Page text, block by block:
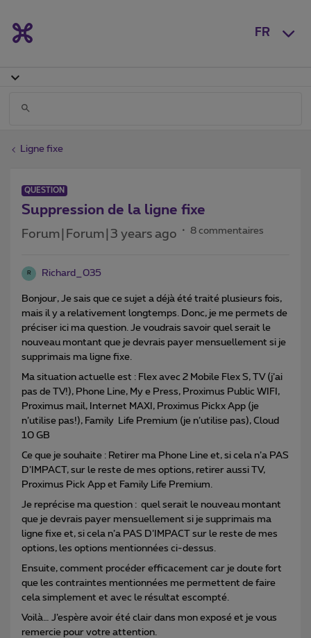
FR
Ligne fixe
QUESTION
Suppression de la ligne fixe
Forum|Forum|3 years ago 8 commentaires
R Richard_035
Bonjour, Je sais que ce sujet a déjà été traité plusieurs fois,
mais il y a relativement longtemps. Donc, je me permets de
préciser ici ma question. Je voudrais savoir quel serait le
nouveau montant que je devrais payer mensuellement si je
supprimais ma ligne fixe.
Ma situation actuelle est : Flex avec 2 Mobile Flex S, TV (j’ai
pas de TV!), Phone Line, My e Press, Proximus Public WIFI,
Proximus mail, Internet MAXI, Proximus Pickx App (je
n’utilise pas!), Family Life Premium (je n’utilise pas), Cloud
10 GB
Ce que je souhaite : Retirer ma Phone Line et, si cela n’a PAS
D’IMPACT, sur le reste de mes options, retirer aussi TV,
Proximus Pick App et Family Life Premium.
Je reprécise ma question : quel serait le nouveau montant
que je devrais payer mensuellement si je supprimais ma
ligne fixe et, si cela n’a PAS D’IMPACT sur le reste de mes
options, les options mentionnées ci-dessus.
Ensuite, comment procéder efficacement car je doute fort
que les contraintes mentionnées me permettent de faire
cela simplement et avec le résultat escompté.
Voilà… J’espère avoir été clair dans mon exposé et je vous
remercie pour votre attention.